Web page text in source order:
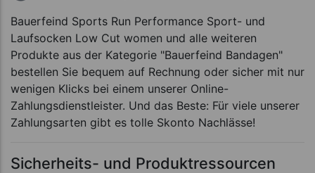
Bauerfeind Sports Run Performance Sport- und
Laufsocken Low Cut women und alle weiteren
Produkte aus der Kategorie "Bauerfeind Bandagen"
bestellen Sie bequem auf Rechnung oder sicher mit nur
wenigen Klicks bei einem unserer Online-
Zahlungsdienstleister. Und das Beste: Für viele unserer
Zahlungsarten gibt es tolle Skonto Nachlässe!
Sicherheits- und Produktressourcen